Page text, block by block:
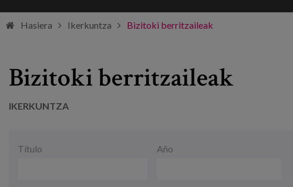
Hasiera Ikerkuntza Bizitoki berritzaileak
Bizitoki berritzaileak
IKERKUNTZA
Título Año
Data